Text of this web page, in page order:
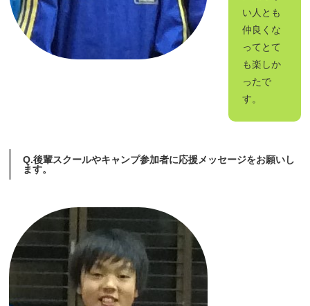
い人とも
仲良くな
ってとて
も楽しか
ったで
す。
Q.後輩スクールやキャンプ参加者に応援メッセージをお願いし
ます。